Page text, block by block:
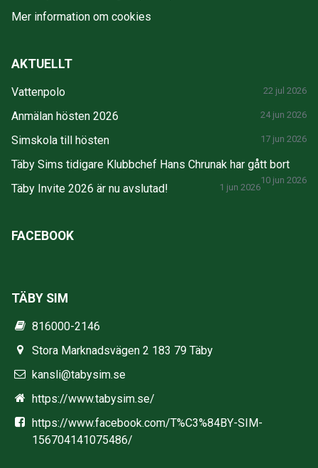
Mer information om cookies
AKTUELLT
Vattenpolo 22 jul 2026
Anmälan hösten 2026 24 jun 2026
Simskola till hösten 17 jun 2026
Täby Sims tidigare Klubbchef Hans Chrunak har gått bort
10 jun 2026
Täby Invite 2026 är nu avslutad! 1 jun 2026
FACEBOOK
TÄBY SIM
816000-2146
Stora Marknadsvägen 2 183 79 Täby
kansli@tabysim.se
https://www.tabysim.se/
https://www.facebook.com/T%C3%84BY-SIM-
156704141075486/